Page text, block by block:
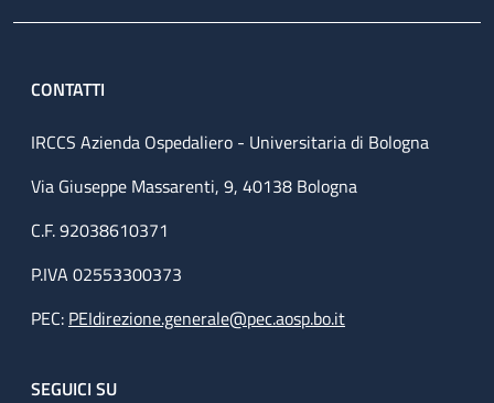
CONTATTI
IRCCS Azienda Ospedaliero - Universitaria di Bologna
Via Giuseppe Massarenti, 9, 40138 Bologna
C.F. 92038610371
P.IVA 02553300373
PEC: PEIdirezione.generale@pec.aosp.bo.it
SEGUICI SU